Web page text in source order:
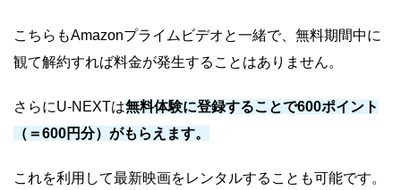
こちらもAmazonプライムビデオと一緒で、無料期間中に
観て解約すれば料金が発生することはありません。
さらにU-NEXTは無料体験に登録することで600ポイント
（＝600円分）がもらえます。
これを利用して最新映画をレンタルすることも可能です。